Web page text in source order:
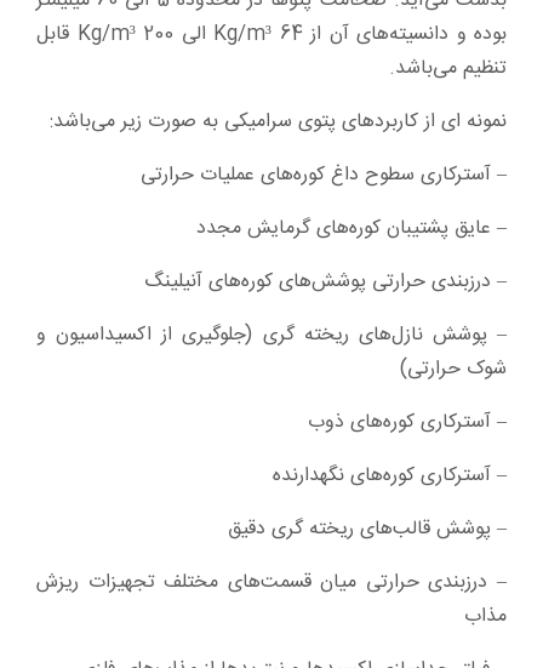
بوده و دانسیته‌های آن از Kg/m³ 64 الی Kg/m³ 200 قابل
تنظیم می‌باشد.
نمونه ای از کاربردهای پتوی سرامیکی به صورت زیر می‌باشد:
– آسترکاری سطوح داغ کوره‌های عملیات حرارتی
– عایق پشتیبان کوره‌های گرمایش مجدد
– درزبندی حرارتی پوشش‌های کوره‌های آنیلینگ
– پوشش نازل‌های ریخته گری (جلوگیری از اکسیداسیون و
شوک حرارتی)
– آسترکاری کوره‌های ذوب
– آسترکاری کوره‌های نگهدارنده
– پوشش قالب‌های ریخته گری دقیق
– درزبندی حرارتی میان قسمت‌های مختلف تجهیزات ریزش
مذاب